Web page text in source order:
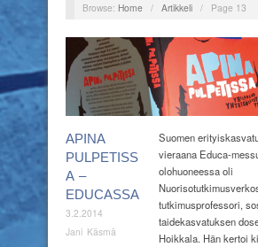
Browse: Home / Artikkeli / Page 13
APINA
PULPETISS
A –
EDUCASSA
3.2.2014
Jani Käsmä
Suomen
vieraana Educa-
olohuoneessa oli
tutkimusprofessori,
taidekasvatuksen
Hoikkala. Hän kertoi